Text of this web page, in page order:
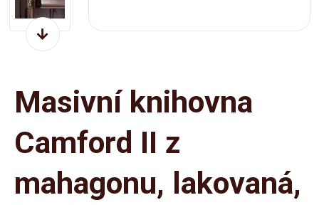
Masivní knihovna
Camford II z
mahagonu, lakovaná,